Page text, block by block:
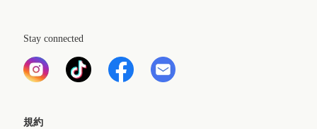
Stay connected
規約